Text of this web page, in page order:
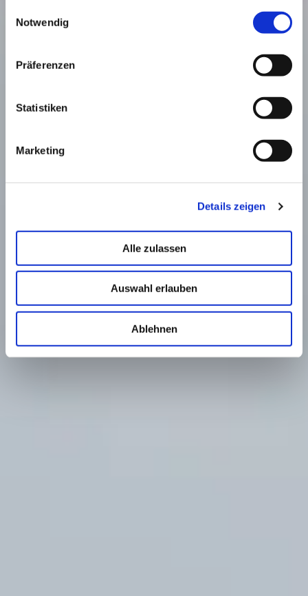
Notwendig
Präferenzen
Statistiken
Marketing
Details zeigen
Alle zulassen
Auswahl erlauben
Ablehnen